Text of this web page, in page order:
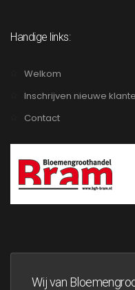
Handige links:
Welkom
Inschrijven nieuwe
Contact
Wij van